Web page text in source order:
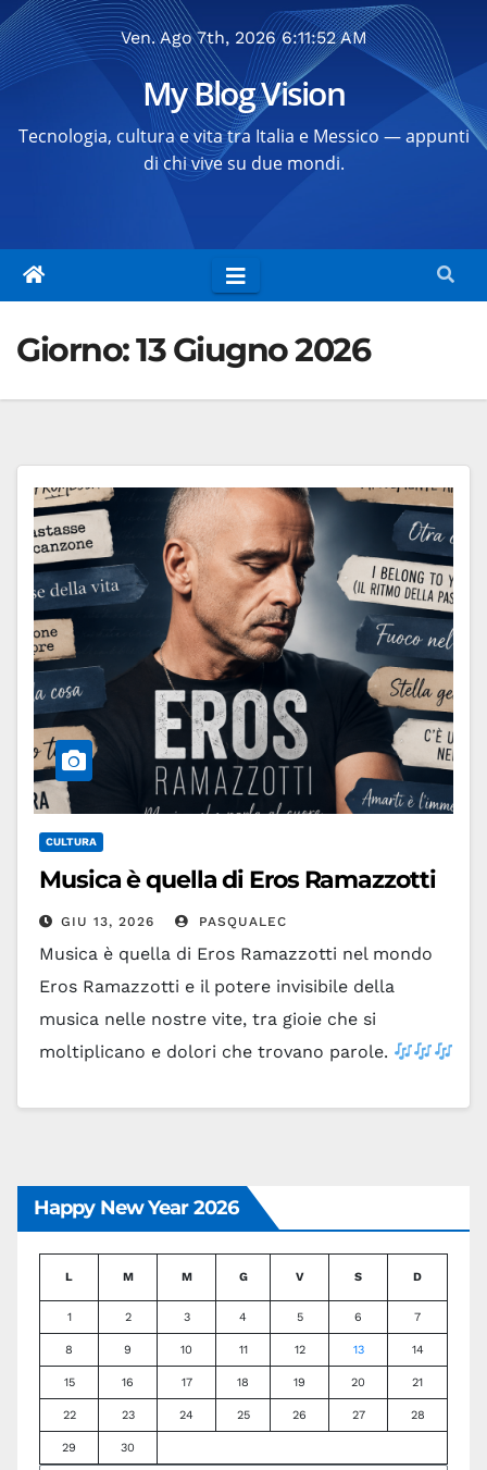
Salta
al
contenuto
Ven. Ago 7th, 20266:11:53 AM
My Blog Vision
Tecnologia, cultura e vita tra Italia e Messico — appunti
di chi vive su due mondi.
Giorno:13 Giugno 2026
CULTURA
Musica è quella di Eros Ramazzotti
GIU 13, 2026 PASQUALEC
Musica è quella di Eros Ramazzotti nel mondo
Eros Ramazzotti e il potere invisibile della
musica nelle nostre vite, tra gioie che si
moltiplicano e dolori che trovano parole.
Happy New Year 2026
L M M G V S D
1 2 3 4 5 6 7
8 9 10 11 12 13 14
15 16 17 18 19 20 21
22 23 24 25 26 27 28
29 30